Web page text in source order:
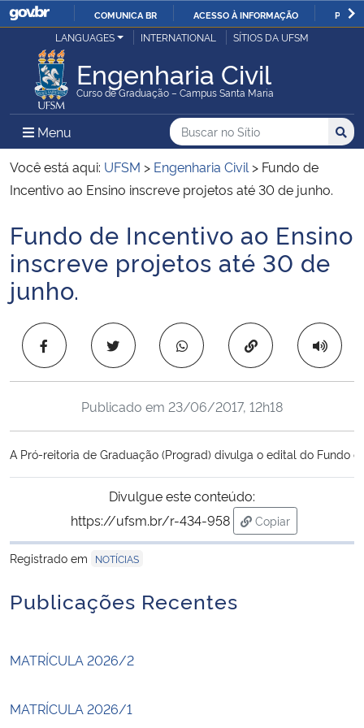
IR
O
COMUNICA BR ACESSO À INFORMAÇÃO
Ministério da Justiça e Segurança Pública
Ministério da Defesa
Ministério das Relações Exteriores
Ministério da Infraestrutura
Ministério da Agricultura, Pecuária e Abastecimento
Ministério da Educação
Ministério de Minas e Energia
Ministério da Ciência, Tecnologia, Inovações e Comunicações
Ministério do Turismo
LANGUAGES INTERNATIONAL SÍTIOS DA UFSM
Engenharia Civil
Curso de Graduação – Campus Santa Maria
Menu Menu Principal do Sítio
Busca
Buscar no no Sítio
Busca:
Você está aqui: UFSM > Engenharia Civil > Fundo de
Incentivo ao Ensino inscreve projetos até 30 de junho.
Início do conteúdo
Fundo de Incentivo ao Ensino
inscreve projetos até 30 de
junho.
Copiar para área
Publicado em 23/06/2017, 12h18
A Pró-reitoria de Graduação (Prograd) divulga o edital do Fundo
Divulgue este conteúdo:
https://ufsm.br/r-434-958
Copiar
para área de
Registrado em
NOTÍCIAS
Publicações Recentes
MATRÍCULA 2026/2
MATRÍCULA 2026/1